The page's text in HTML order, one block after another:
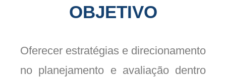
OBJETIVO
Oferecer estratégias e direcionamento
no planejamento e avaliação dentro